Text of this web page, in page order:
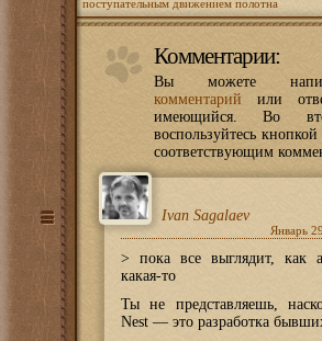
поступательным движением полотна
Комментарии:
Вы можете
комментарий или
имеющийся. Во
воспользуйтесь
соответствующим
Ivan Sagalaev
Январь
> пока все выглядит, как
какая-то
Ты не представляешь,
Nest — это разработка